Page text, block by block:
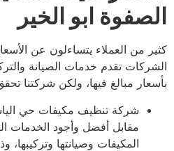
ابو الخير
من العملاء يتساءلون عن الأسعار
تقدم خدمات الصيانة
مبالغ فيها، ولكن شركتنا تحقق
شركة تنظيف مكيفات حي
مقابل أفضل وأجود الخدمات
المكيفات وصيانتها وتركيبها،